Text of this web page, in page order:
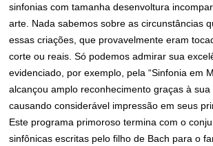
sinfonias com tamanha desenvoltura
arte. Nada sabemos sobre as circunstâncias
essas criações, que provavelmente eram
corte ou reais. Só podemos admirar sua
evidenciado, por exemplo, pela “Sinfonia em
alcançou amplo reconhecimento graças à sua
causando considerável impressão em seus
Este programa primoroso termina com o
sinfônicas escritas pelo filho de Bach para o